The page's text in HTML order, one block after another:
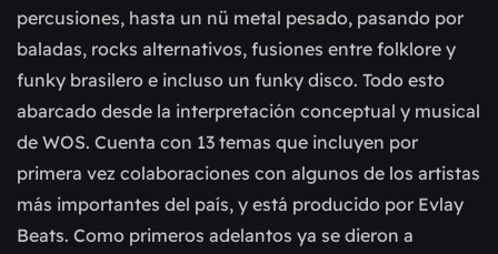
percusiones, hasta un nü metal pesado, pasando por
baladas, rocks alternativos, fusiones entre folklore y
funky brasilero e incluso un funky disco. Todo esto
abarcado desde la interpretación conceptual y musical
de WOS. Cuenta con 13 temas que incluyen por
primera vez colaboraciones con algunos de los artistas
más importantes del país, y está producido por Evlay
Beats. Como primeros adelantos ya se dieron a